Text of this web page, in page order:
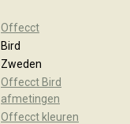
Offecct
Bird
Zweden
Offecct Bird
afmetingen
Offecct kleuren